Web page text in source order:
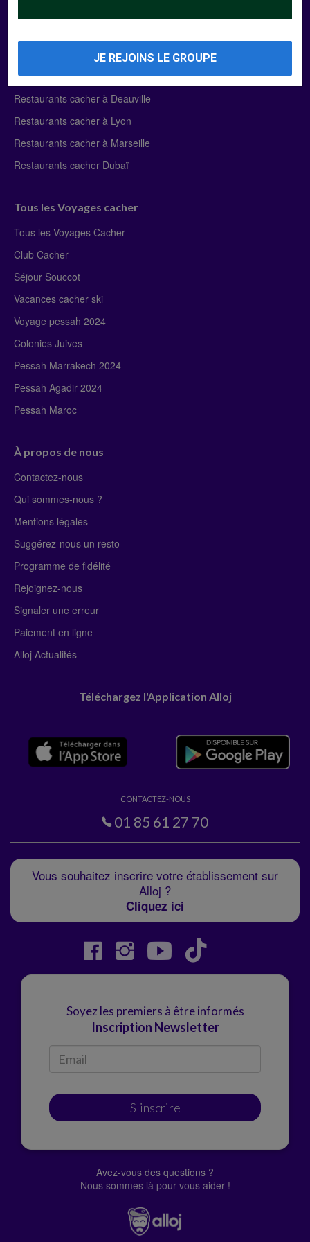
Manger Cacher
Liste des restaurants cacher
Restaurants cacher à Paris
Restaurants cacher à Deauville
Restaurants cacher à Lyon
Restaurants cacher à Marseille
Restaurants cacher Dubaï
Tous les Voyages cacher
Tous les Voyages Cacher
Club Cacher
Séjour Souccot
Vacances cacher ski
Voyage pessah 2024
Colonies Juives
Pessah Marrakech 2024
Pessah Agadir 2024
Pessah Maroc
À propos de nous
Contactez-nous
Qui sommes-nous ?
Mentions légales
Suggérez-nous un resto
Programme de fidélité
Rejoignez-nous
Signaler une erreur
Paiement en ligne
Alloj Actualités
Téléchargez l'Application Alloj
CONTACTEZ-NOUS
01 85 61 27 70
Vous souhaitez inscrire votre établissement sur
Alloj ?
Cliquez ici
Soyez les premiers à être informés
Inscription Newsletter
S'inscrire
Avez-vous des questions ?
Nous sommes là pour vous aider !
JE REJOINS LE GROUPE